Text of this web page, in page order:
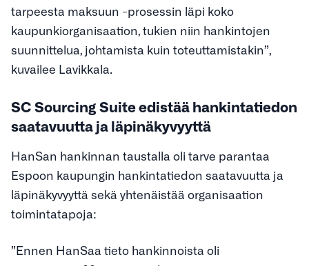
tarpeesta maksuun -prosessin läpi koko
kaupunkiorganisaation, tukien niin hankintojen
suunnittelua, johtamista kuin toteuttamistakin”,
kuvailee Lavikkala.
SC Sourcing Suite edistää hankintatiedon
saatavuutta ja läpinäkyvyyttä
HanSan hankinnan taustalla oli tarve parantaa
Espoon kaupungin hankintatiedon saatavuutta ja
läpinäkyvyyttä sekä yhtenäistää organisaation
toimintatapoja:
”Ennen HanSaa tieto hankinnoista oli